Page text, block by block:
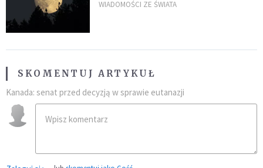
powierzchni dojdzie do
WIADOMOŚCI ZE ŚWIATA
SKOMENTUJ ARTYKUŁ
Kanada: senat przed decyzją w sprawie eutanazji